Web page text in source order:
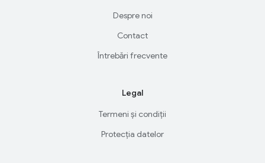
Despre noi
Contact
Întrebări frecvente
Legal
Termeni și condiții
Protecția datelor